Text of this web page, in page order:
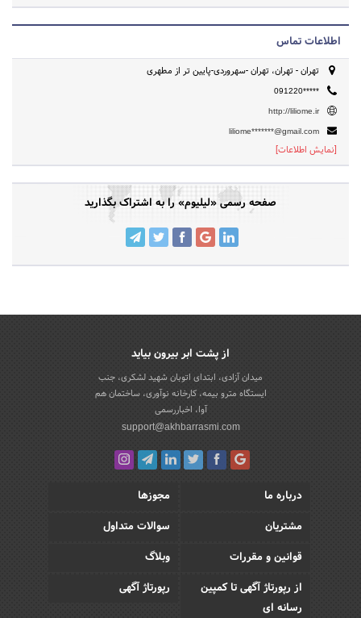
اطلاعات تماس
تهران - تهران، تهران -سهروردی-پایین تر از مطهری
091220*****
http://liliome.ir
liliome*******@gmail.com
[نمایش اطلاعات]
صفحه رسمی «لیلیوم» را به اشتراک بگذارید
از پشت ابر بیرون بیاید
میدان آزادی، ابتدای اتوبان شهید لشکری، جنب
ایستگاه مترو بیمه، کارخانه نوآوری، ساختمان هم
آوا، اخباررسمی
support@akhbarrasmi.com
درباره ما
مجوزها
مشتریان
سوالات متداول
قوانین و مقررات
وبلاگ
از رپورتاژ آگهی تا کمپین
رسانه ای
رپورتاژ آگهی